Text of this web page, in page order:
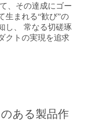
、その達成にゴー
生まれる“歓び”の
し、 常なる切磋琢
クトの実現を追求
ある製品作